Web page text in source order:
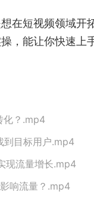
在短视频领域
，能让你快速
化？.mp4
到目标用户.mp4
现流量增长.mp4
响流量？.mp4